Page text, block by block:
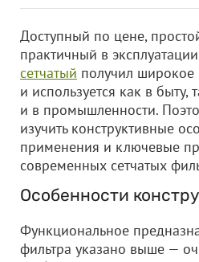
Доступный по цене,
практичный в
сетчатый получил широкое
и используется как в быту,
и в промышленности.
изучить конструктивные
применения и ключевые
современных сетчатых
Особенности
Функциональное
фильтра указано выше —